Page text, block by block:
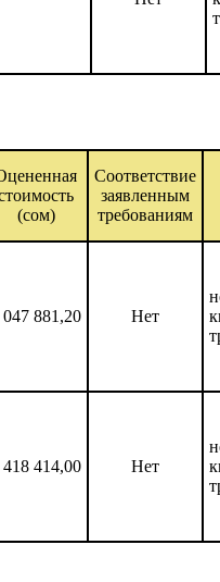
(сом)
Соответствие
заявленным
требованиям
047 881,20 Нет
418 414,00 Нет